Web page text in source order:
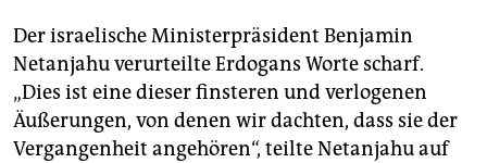
Der israelische Ministerpräsident Benjamin
Netanjahu verurteilte Erdogans Worte scharf.
„Dies ist eine dieser finsteren und verlogenen
Äußerungen, von denen wir dachten, dass sie der
Vergangenheit angehören“, teilte Netanjahu auf